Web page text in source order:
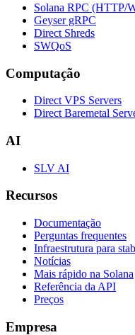
Solana RPC (HTTP/
Geyser gRPC
Direct Shreds
SWQoS
Computação
Direct VPS Servers
Direct Baremetal
AI
SLV AI
Recursos
Documentação
Perguntas frequentes
Infraestrutura para
Notícias
Mais rápido na Solana
Referência da API
Preços
Empresa